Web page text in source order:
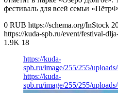
фестиваль для всей семьи
0 RUB https://schema.org/InStock
https://kuda-spb.ru/event/festival-
1.9K 18
https://kuda-
spb.ru/image/255/255/
https://kuda-
spb.ru/image/255/255/